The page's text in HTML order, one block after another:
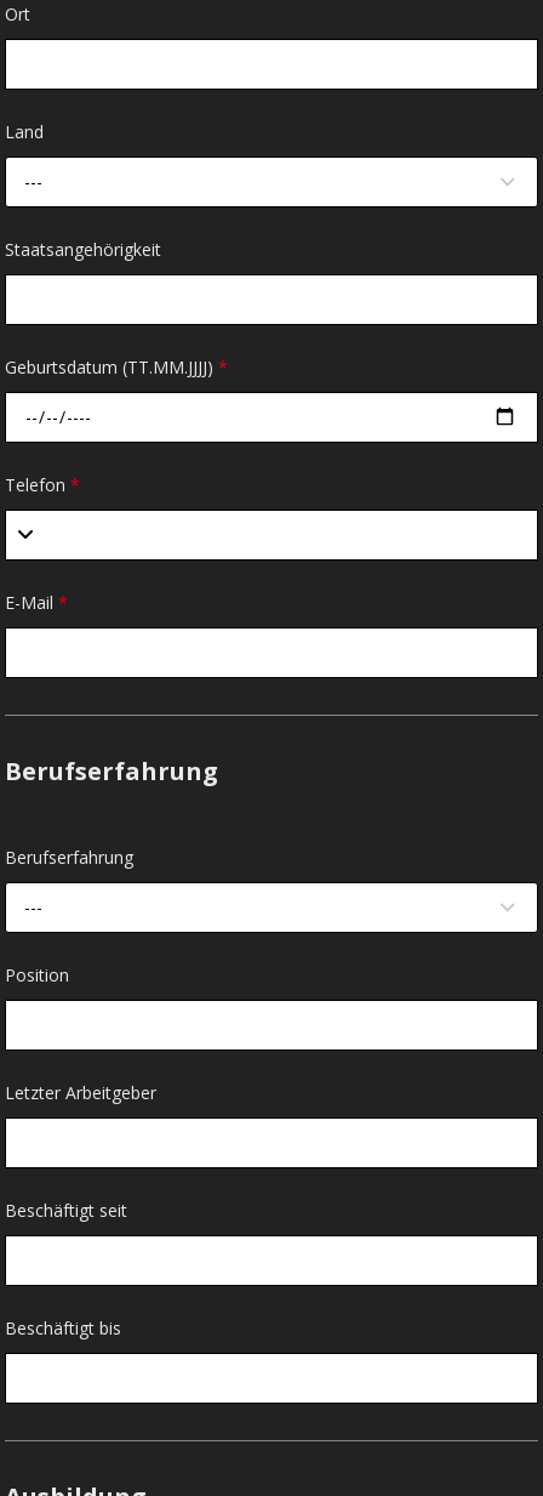
Ort
Land
---
Staatsangehörigkeit
Geburtsdatum (TT.MM.JJJJ)*
Telefon*
E-Mail*
Berufserfahrung
Berufserfahrung
---
Position
Letzter Arbeitgeber
Beschäftigt seit
Beschäftigt bis